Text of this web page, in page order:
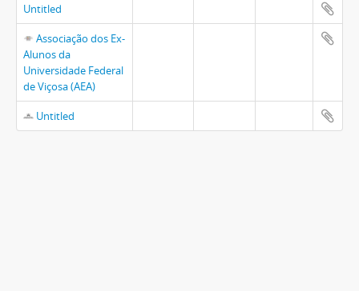
Untitled
Associação dos Ex-
Alunos da
Universidade Federal
de Viçosa (AEA)
Untitled